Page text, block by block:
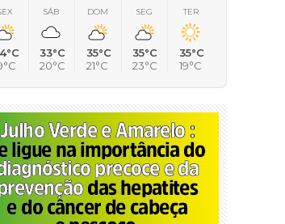
SÁB
33°C
20°C
DOM
35°C
21°C
SEG
35°C
23°C
TER
35°C
19°C